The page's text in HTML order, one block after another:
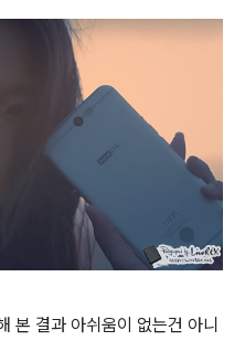
본 결과 아쉬움이 없는건 아니